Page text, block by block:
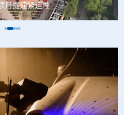
持股90%打通核医疗全产业链